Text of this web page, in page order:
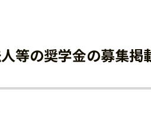
等の奨学金の募集